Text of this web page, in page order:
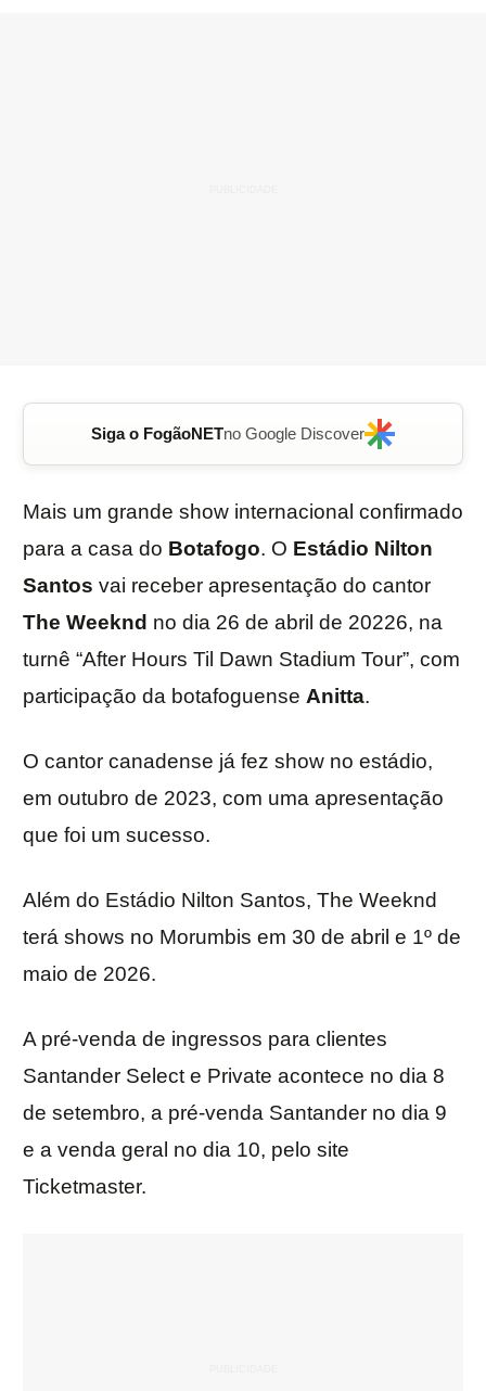
Siga o FogãoNETno Google Discover
Mais um grande show internacional confirmado
para a casa do Botafogo. O Estádio Nilton
Santos vai receber apresentação do cantor
The Weeknd no dia 26 de abril de 20226, na
turnê “After Hours Til Dawn Stadium Tour”, com
participação da botafoguense Anitta.
O cantor canadense já fez show no estádio,
em outubro de 2023, com uma apresentação
que foi um sucesso.
Além do Estádio Nilton Santos, The Weeknd
terá shows no Morumbis em 30 de abril e 1º de
maio de 2026.
A pré-venda de ingressos para clientes
Santander Select e Private acontece no dia 8
de setembro, a pré-venda Santander no dia 9
e a venda geral no dia 10, pelo site
Ticketmaster.